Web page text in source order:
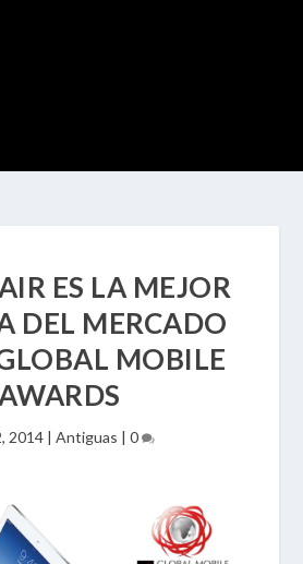
ES LA MEJOR
DEL MERCADO
MOBILE
2014| Antiguas | 0